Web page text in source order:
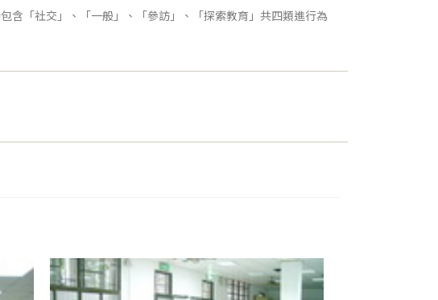
含「社交」、「一般」、「參訪」、「探索教育」共四類進行為